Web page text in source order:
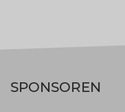
SPONSOREN